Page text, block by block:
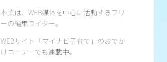
本業は、WEB媒体を中心に活動するフリ
ーの編集ライター。
WEBサイト「マイナビ子育て」のおでか
けコーナーでも連載中。